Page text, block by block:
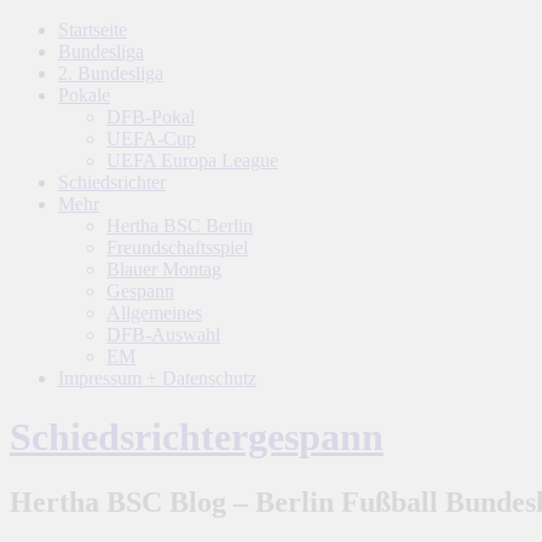
Startseite
Bundesliga
2. Bundesliga
Pokale
DFB-Pokal
UEFA-Cup
UEFA Europa League
Schiedsrichter
Mehr
Hertha BSC Berlin
Freundschaftsspiel
Blauer Montag
Gespann
Allgemeines
DFB-Auswahl
EM
Impressum + Datenschutz
Schiedsrichtergespann
Hertha BSC Blog – Berlin Fußball